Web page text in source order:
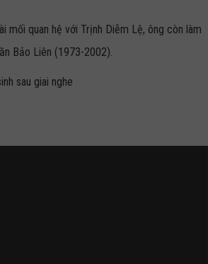
mối quan hệ với Trịnh Diễm Lệ, ông còn làm
Bảo Liên (1973-2002).